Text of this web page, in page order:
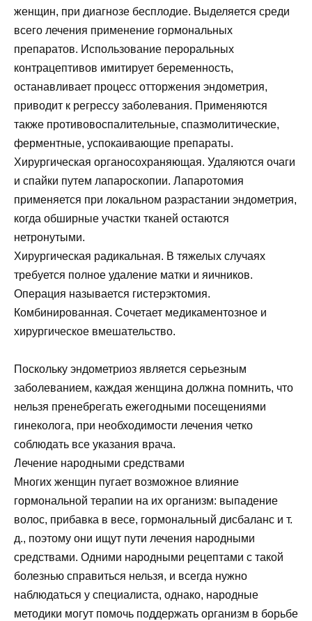
женщин, при диагнозе бесплодие. Выделяется среди
всего лечения применение гормональных
препаратов. Использование пероральных
контрацептивов имитирует беременность,
останавливает процесс отторжения эндометрия,
приводит к регрессу заболевания. Применяются
также противовоспалительные, спазмолитические,
ферментные, успокаивающие препараты.
Хирургическая органосохраняющая. Удаляются очаги
и спайки путем лапароскопии. Лапаротомия
применяется при локальном разрастании эндометрия,
когда обширные участки тканей остаются
нетронутыми.
Хирургическая радикальная. В тяжелых случаях
требуется полное удаление матки и яичников.
Операция называется гистерэктомия.
Комбинированная. Сочетает медикаментозное и
хирургическое вмешательство.
Поскольку эндометриоз является серьезным
заболеванием, каждая женщина должна помнить, что
нельзя пренебрегать ежегодными посещениями
гинеколога, при необходимости лечения четко
соблюдать все указания врача.
Лечение народными средствами
Многих женщин пугает возможное влияние
гормональной терапии на их организм: выпадение
волос, прибавка в весе, гормональный дисбаланс и т.
д., поэтому они ищут пути лечения народными
средствами. Одними народными рецептами с такой
болезнью справиться нельзя, и всегда нужно
наблюдаться у специалиста, однако, народные
методики могут помочь поддержать организм в борьбе